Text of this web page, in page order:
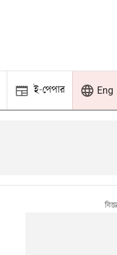
ই-পেপার Eng